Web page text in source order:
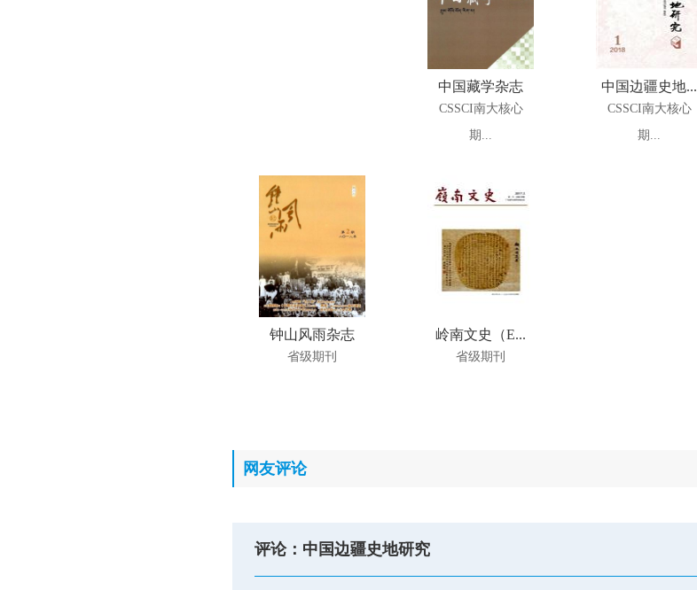
中国藏学杂志
CSSCI南大核心
期...
中国边疆史地...
CSSCI南大核心
期...
钟山风雨杂志
省级期刊
岭南文史（E...
省级期刊
网友评论
评论：中国边疆史地研究